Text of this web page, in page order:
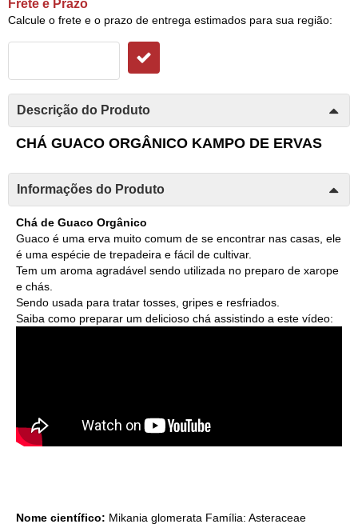
Frete e Prazo
Calcule o frete e o prazo de entrega estimados para sua região:
Descrição do Produto
CHÁ GUACO ORGÂNICO KAMPO DE ERVAS
Informações do Produto
Chá de Guaco Orgânico
Guaco é uma erva muito comum de se encontrar nas casas, ele
é uma espécie de trepadeira e fácil de cultivar.
Tem um aroma agradável sendo utilizada no preparo de xarope
e chás.
Sendo usada para tratar tosses, gripes e resfriados.
Saiba como preparar um delicioso chá assistindo a este vídeo:
Nome científico: Mikania glomerata Família: Asteraceae